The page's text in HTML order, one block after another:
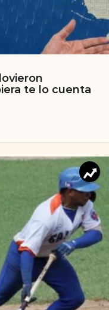
te lo cuenta